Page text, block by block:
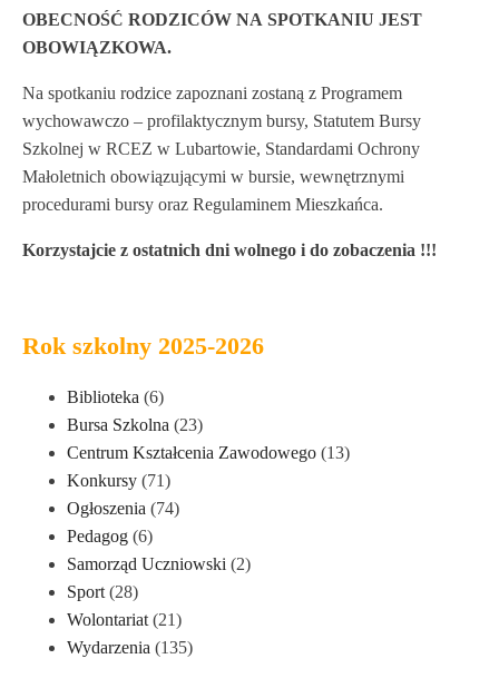
Rok szkolny 2025-2026
Biblioteka (6)
Bursa Szkolna (23)
Centrum Kształcenia Zawodowego (13)
Konkursy (71)
Ogłoszenia (74)
Pedagog (6)
Samorząd Uczniowski (2)
Sport (28)
Wolontariat (21)
Wydarzenia (135)
OBECNOŚĆ RODZICÓW NA SPOTKANIU JEST
OBOWIĄZKOWA.
Na spotkaniu rodzice zapoznani zostaną z Programem
wychowawczo – profilaktycznym bursy, Statutem Bursy
Szkolnej w RCEZ w Lubartowie, Standardami Ochrony
Małoletnich obowiązującymi w bursie, wewnętrznymi
procedurami bursy oraz Regulaminem Mieszkańca.
Korzystajcie z ostatnich dni wolnego i do zobaczenia !!!